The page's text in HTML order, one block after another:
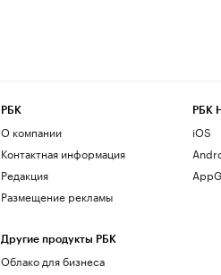
РБК
О компании
Контактная информация
Редакция
Размещение рекламы
Другие продукты РБК
Облако для бизнеса
РБК
iOS